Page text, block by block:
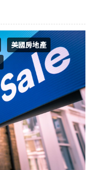
美國房地產